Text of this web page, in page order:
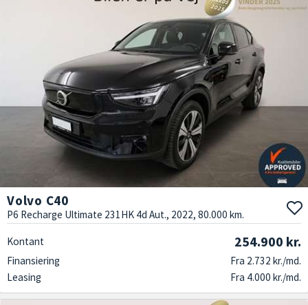
Volvo C40
P6 Recharge Ultimate 231HK 4d Aut., 2022, 80.000 km.
Kontant 254.900 kr.
Finansiering
Fra 2.732 kr./md.
Leasing
Fra 4.000 kr./md.